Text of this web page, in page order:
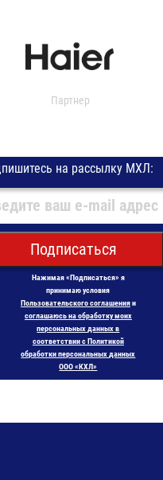
Партнер
на рассылку МХЛ:
Подписаться
Нажимая «Подписаться» я
принимаю условия
Пользовательского соглашенияи
соглашаюсь на обработку моих
персональных данных в
соответствии с Политикой
обработки персональных данных
ООО «КХЛ»